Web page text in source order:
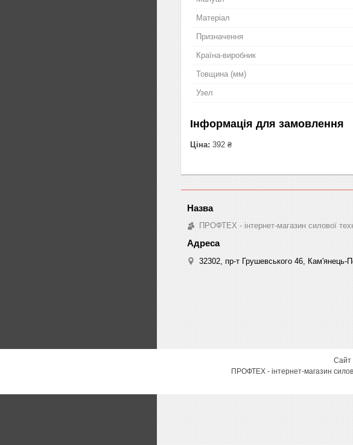
Матеріал
Призначення
Країна-виробник
Товщина (мм)
Узел
Інформація для замовлення
Ціна: 392 ₴
ПРОФТЕХ - інтернет-магазин силової
32302, пр-т Грушевського 46, Кам'янець-
Сайт